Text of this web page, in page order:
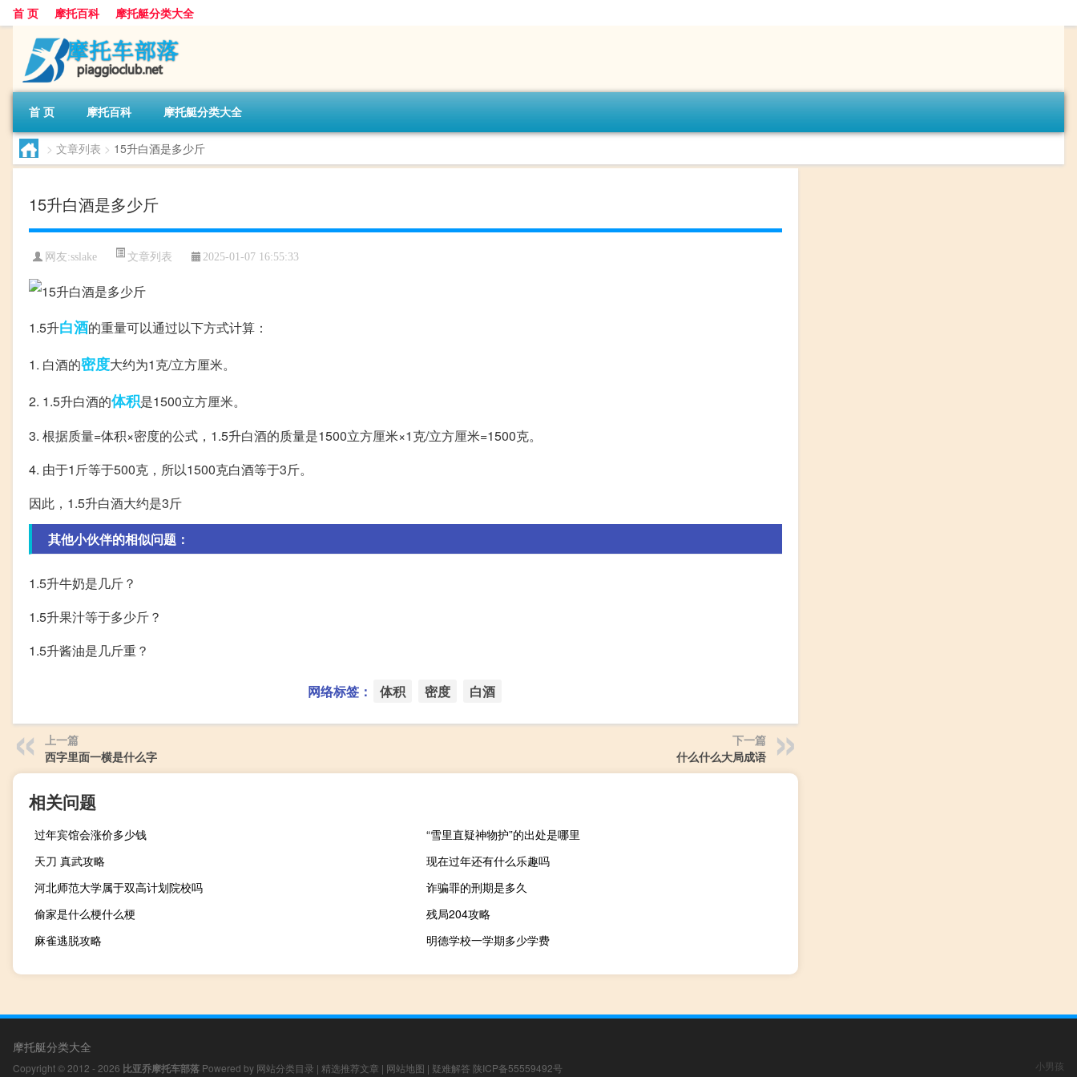
首 页 摩托百科 摩托艇分类大全
首 页 摩托百科 摩托艇分类大全
> 文章列表 > 15升白酒是多少斤
15升白酒是多少斤
网友:sslake 文章列表 2025-01-07 16:55:33
1.5升白酒的重量可以通过以下方式计算：
1. 白酒的密度大约为1克/立方厘米。
2. 1.5升白酒的体积是1500立方厘米。
3. 根据质量=体积×密度的公式，1.5升白酒的质量是1500立方厘米×1克/立方厘米=1500克。
4. 由于1斤等于500克，所以1500克白酒等于3斤。
因此，1.5升白酒大约是3斤
其他小伙伴的相似问题：
1.5升牛奶是几斤？
1.5升果汁等于多少斤？
1.5升酱油是几斤重？
网络标签： 体积 密度 白酒
上一篇
西字里面一横是什么字
下一篇
什么什么大局成语
相关问题
过年宾馆会涨价多少钱
“雪里直疑神物护”的出处是哪里
天刀 真武攻略
现在过年还有什么乐趣吗
河北师范大学属于双高计划院校吗
诈骗罪的刑期是多久
偷家是什么梗什么梗
残局204攻略
麻雀逃脱攻略
明德学校一学期多少学费
摩托艇分类大全
Copyright © 2012 - 2026 比亚乔摩托车部落 Powered by 网站分类目录 | 精选推荐文章 | 网站地图 | 疑难解答 陕ICP备55559492号 小男孩